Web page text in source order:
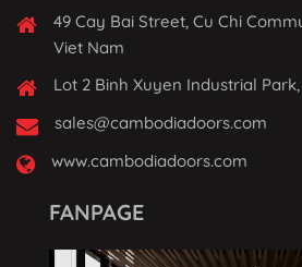
49 Cay Bai Street, Cu Chi
Viet Nam
Lot 2 Binh Xuyen Industrial
sales@cambodiadoors.com
www.cambodiadoors.com
FANPAGE